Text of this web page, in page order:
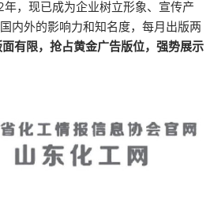
年，现已成为企业树立形象、宣传产
内外的影响力和知名度，每月出版两
有限，抢占黄金广告版位，强势展示